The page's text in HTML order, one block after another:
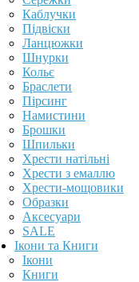
Каблучки
Підвіски
Ланцюжки
Шнурки
Кольє
Браслети
Пірсинг
Намистини
Брошки
Шпильки
Хрести натільні
Хрести з емаллю
Хрести-мощовики
Образки
Аксесуари
SALE
Ікони та Книги
Ікони
Книги